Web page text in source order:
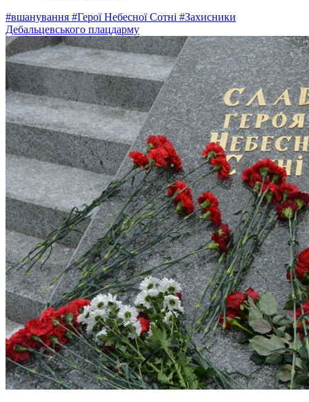
#вшанування #Герої Небесної Сотні #Захисники
Дебальцевського плацдарму